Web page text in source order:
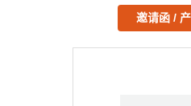
邀请函 /